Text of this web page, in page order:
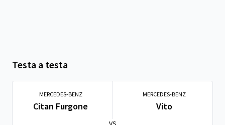
Testa a testa
MERCEDES-BENZ
Citan Furgone
MERCEDES-BENZ
Vito